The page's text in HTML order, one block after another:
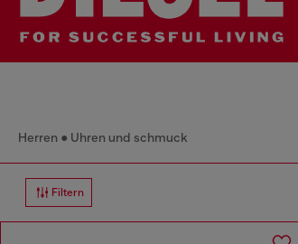
Herren Uhren und schmuck
Filtern